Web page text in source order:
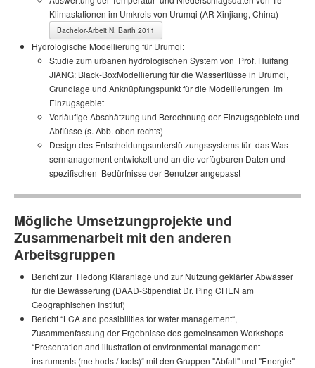
Klimastationen im Umkreis von Urumqi (AR Xinjiang, China)
Bachelor-Arbeit N. Barth 2011
Hydrologische Modellierung für Urumqi:
Studie zum urbanen hy­dro­lo­gischen System von Prof. Huifang
JIANG: Black-Box­Modellierung für die Was­ser­flüsse in Urumqi,
Grundlage und An­knü­pfungs­punkt für die Modellierungen im
Einzugsgebiet
Vorläufige Ab­schä­tzung und Be­rech­nung der Ein­zugs­ge­biete und
Ab­flüsse (s. Abb. oben rechts)
Design des Ent­scheidungs­unter­stützungs­systems für das Was­
ser­management entwickelt und an die verfügbaren Daten und
spezifischen Bedürf­nisse der Benutzer angepasst
Mögliche Umsetzungprojekte und
Zusammenarbeit mit den anderen
Arbeitsgruppen
Bericht zur Hedong Kläranlage und zur Nutzung geklärter Abwässer
für die Bewässerung (DAAD-Stipendiat Dr. Ping CHEN am
Geographischen Institut)
Bericht “LCA and possibilities for water management“,
Zusammenfassung der Ergebnisse des gemeinsamen Workshops
“Presentation and illustration of environmental management
instruments (methods / tools)“ mit den Gruppen "Abfall" und "Energie"